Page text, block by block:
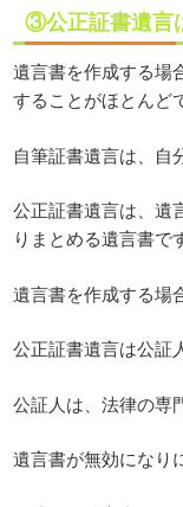
③公正証書遺言
遺言書を作成する場
することがほとんど
自筆証書遺言は、自
公正証書遺言は、遺
りまとめる遺言書で
遺言書を作成する場
公正証書遺言は公証
公証人は、法律の専
遺言書が無効になり